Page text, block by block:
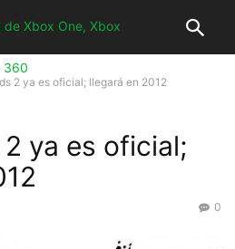
2 ya es oficial; llegará en 2012
ya es oficial;
0